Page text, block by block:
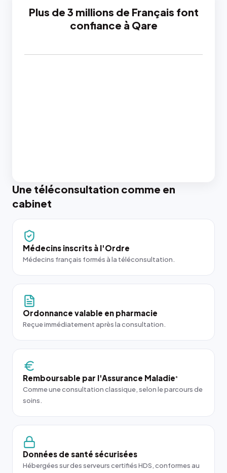
Plus de 3 millions de Français font
confiance à Qare
Une téléconsultation comme en
cabinet
Médecins inscrits à l'Ordre
Médecins français formés à la téléconsultation.
Ordonnance valable en pharmacie
Reçue immédiatement après la consultation.
Remboursable par l'Assurance Maladie*
Comme une consultation classique, selon le parcours de
soins.
Données de santé sécurisées
Hébergées sur des serveurs certifiés HDS, conformes au